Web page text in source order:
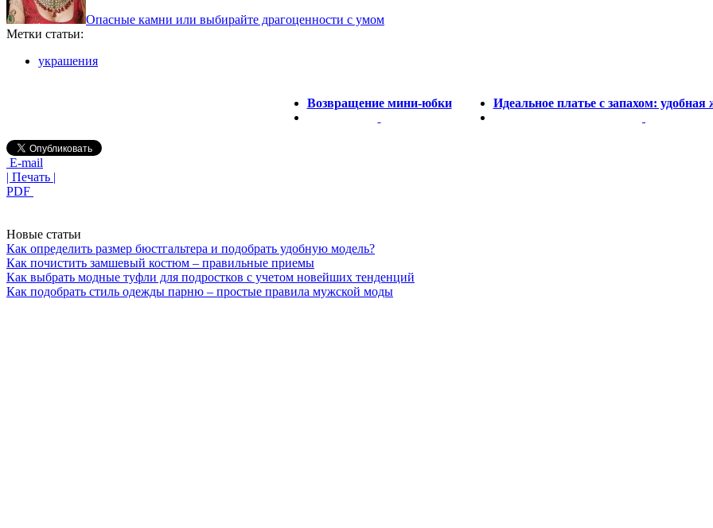
Опасные камни или выбирайте драгоценности с умом
Метки статьи:
украшения
Возвращение мини-юбки Идеальное платье с запахом: удобная
E-mail
| Печать |
PDF
Новые статьи
Как определить размер бюстгальтера и подобрать удобную модель?
Как почистить замшевый костюм – правильные приемы
Как выбрать модные туфли для подростков с учетом новейших тенденций
Как подобрать стиль одежды парню – простые правила мужской моды